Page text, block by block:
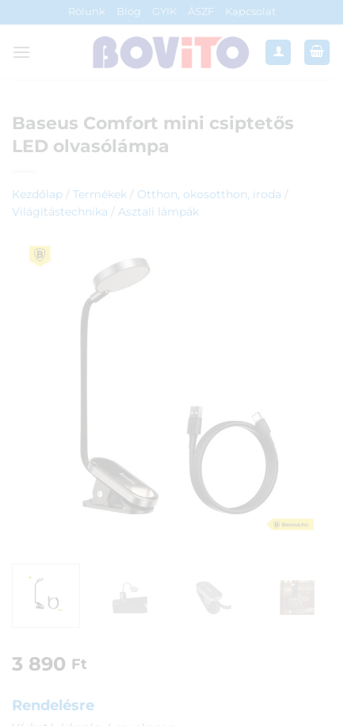
to
content
Rólunk Blog GYIK ÁSZF Kapcsolat
Baseus Comfort mini csiptetős
LED olvasólámpa
Kezdőlap / Termékek / Otthon, okosotthon, iroda /
Világítástechnika / Asztali lámpák
3 890 Ft
Rendelésre